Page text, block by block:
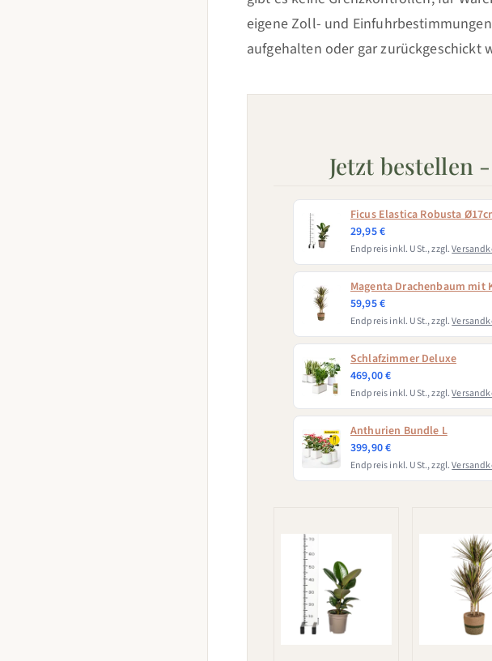
eigene Zoll- und
aufgehalten oder gar zurückgeschickt
Jetzt bestellen
Ficus Elastica Robusta
29,95 €
Endpreis inkl. USt., zzgl.
Magenta Drachenbaum mit
59,95 €
Endpreis inkl. USt., zzgl.
Schlafzimmer Deluxe
469,00 €
Endpreis inkl. USt., zzgl.
Anthurien Bundle L
399,90 €
Endpreis inkl. USt., zzgl.